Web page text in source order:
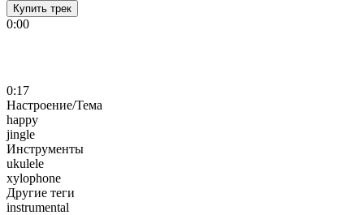
Купить трек
0:00
0:17
Настроение/Тема
happy
jingle
Инструменты
ukulele
xylophone
Другие теги
instrumental